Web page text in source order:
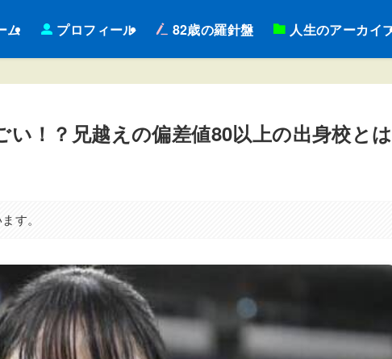
ム プロフィール 82歳の羅針盤 人生のアーカイ
い！？兄越えの偏差値80以上の出身校とは
す。